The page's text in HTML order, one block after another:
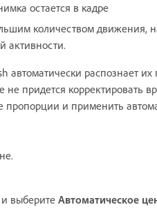
остается в кадре
количеством движения,
активности.
автоматически распознает
придется корректировать
и применить
и выберите Автоматическое